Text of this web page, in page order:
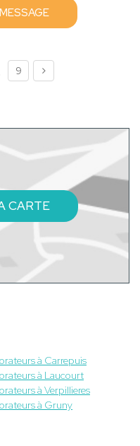
9
CARTE
à Carrepuis
à Laucourt
à Verpillieres
à Gruny